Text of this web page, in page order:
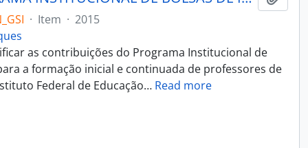
· Item · 2015
as contribuições do Programa Institucional de
a formação inicial e continuada de professores de
Federal de Educação… Read more